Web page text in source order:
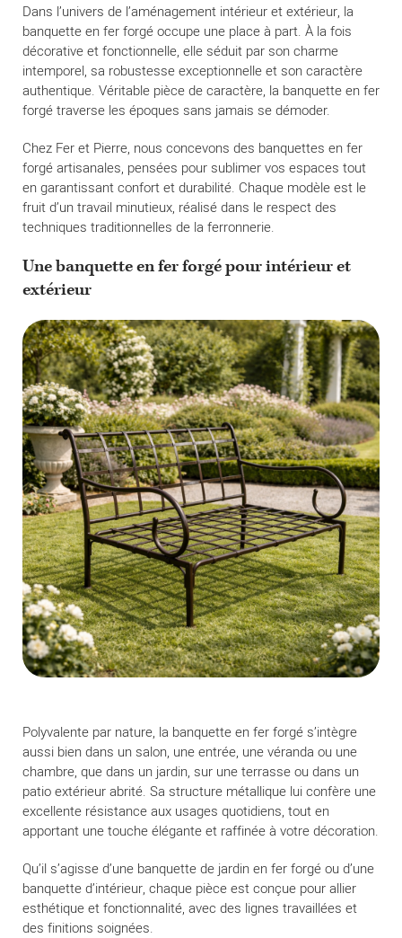
Dans l’univers de l’aménagement intérieur et extérieur, la
banquette en fer forgé occupe une place à part. À la fois
décorative et fonctionnelle, elle séduit par son charme
intemporel, sa robustesse exceptionnelle et son caractère
authentique. Véritable pièce de caractère, la banquette en fer
forgé traverse les époques sans jamais se démoder.
Chez Fer et Pierre, nous concevons des banquettes en fer
forgé artisanales, pensées pour sublimer vos espaces tout
en garantissant confort et durabilité. Chaque modèle est le
fruit d’un travail minutieux, réalisé dans le respect des
techniques traditionnelles de la ferronnerie.
Une banquette en fer forgé pour intérieur et
extérieur
Polyvalente par nature, la banquette en fer forgé s’intègre
aussi bien dans un salon, une entrée, une véranda ou une
chambre, que dans un jardin, sur une terrasse ou dans un
patio extérieur abrité. Sa structure métallique lui confère une
excellente résistance aux usages quotidiens, tout en
apportant une touche élégante et raffinée à votre décoration.
Qu’il s’agisse d’une banquette de jardin en fer forgé ou d’une
banquette d’intérieur, chaque pièce est conçue pour allier
esthétique et fonctionnalité, avec des lignes travaillées et
des finitions soignées.